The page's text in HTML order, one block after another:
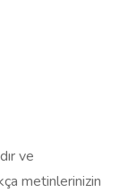
ve
metinlerinizin